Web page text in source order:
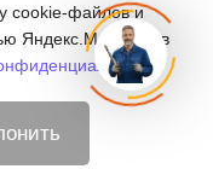
cookie-файлов и
Яндекс.Метрика, в